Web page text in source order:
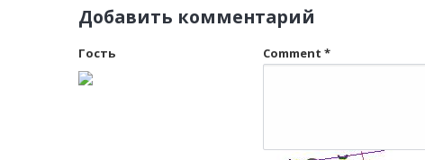
Добавить комментарий
Гость Comment *